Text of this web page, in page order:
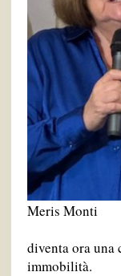
Meris Monti
diventa ora una
immobilità.